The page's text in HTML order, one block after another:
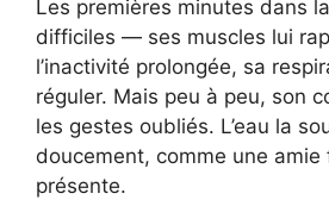
Les premières minutes dans
difficiles — ses muscles lui
l’inactivité prolongée, sa
réguler. Mais peu à peu, son
les gestes oubliés. L’eau la
doucement, comme une amie
présente.